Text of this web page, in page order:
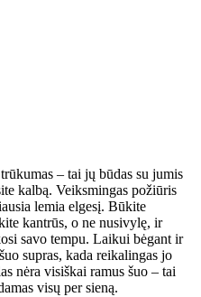
– tai jų būdas su jumis
kalbą. Veiksmingas požiūris
lemia elgesį. Būkite
kantrūs, o ne nusivylę, ir
savo tempu. Laikui bėgant ir
supras, kada reikalingas jo
nėra visiškai ramus šuo – tai
visų per sieną.